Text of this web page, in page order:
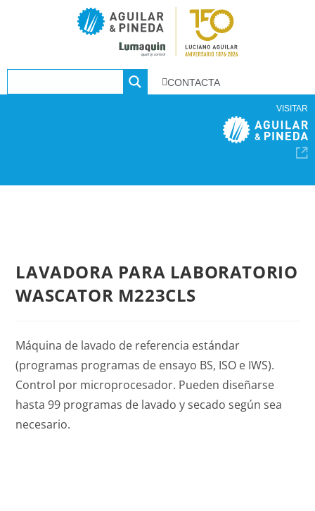
CONTACTA
VISITAR
LAVADORA PARA LABORATORIO
WASCATOR M223CLS
Máquina de lavado de referencia estándar
(programas programas de ensayo BS, ISO e IWS).
Control por microprocesador. Pueden diseñarse
hasta 99 programas de lavado y secado según sea
necesario.